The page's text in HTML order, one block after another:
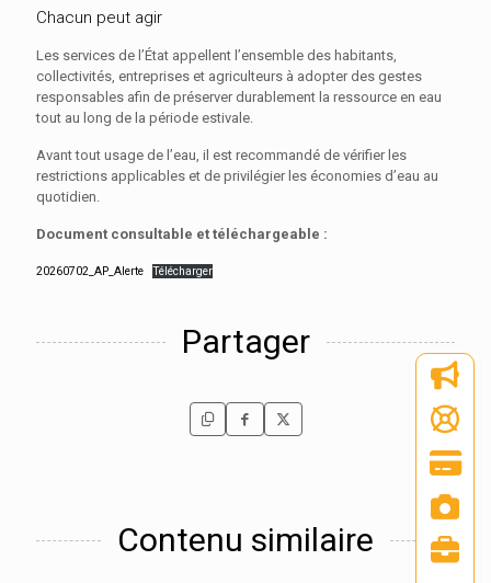
Chacun peut agir
Les services de l’État appellent l’ensemble des habitants,
collectivités, entreprises et agriculteurs à adopter des gestes
responsables afin de préserver durablement la ressource en eau
tout au long de la période estivale.
Avant tout usage de l’eau, il est recommandé de vérifier les
restrictions applicables et de privilégier les économies d’eau au
quotidien.
Document consultable et téléchargeable :
20260702_AP_Alerte Télécharger
Partager
Contenu similaire